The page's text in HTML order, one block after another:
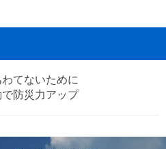
てないために
防災力アップ